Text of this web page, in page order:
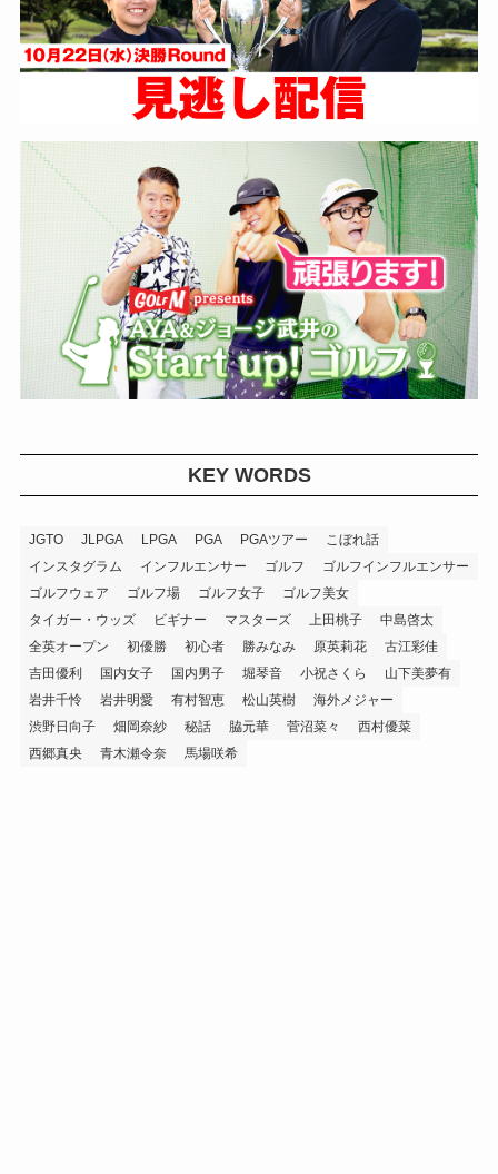
KEY WORDS
JGTO JLPGA LPGA PGA PGAツアー
こぼれ話
インスタグラム
インフルエンサー ゴルフ
ゴルフインフルエンサー
ゴルフウェア
ゴルフ場 ゴルフ女子
ゴルフ美女
タイガー・ウッズ
ビギナー マスターズ 上田桃子
中島啓太
全英オープン
初優勝 初心者 勝みなみ 原英莉花
古江彩佳
吉田優利
国内女子 国内男子 堀琴音 小祝さくら
山下美夢有
岩井千怜
岩井明愛 有村智恵 松山英樹
海外メジャー
渋野日向子
畑岡奈紗 秘話 脇元華 菅沼菜々
西村優菜
西郷真央
青木瀬令奈 馬場咲希